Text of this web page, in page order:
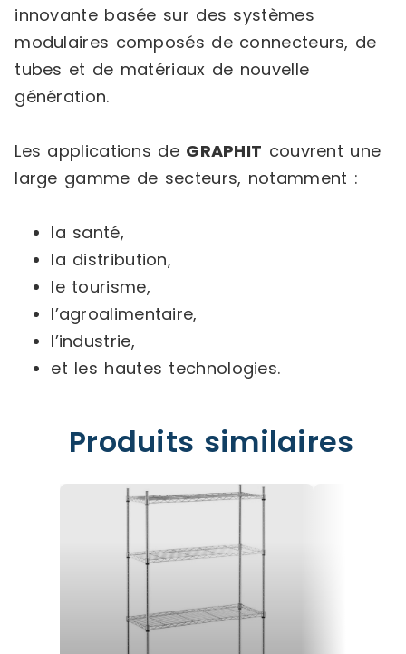
innovante basée sur des systèmes
modulaires composés de connecteurs, de
tubes et de matériaux de nouvelle
génération.
Les applications de GRAPHIT couvrent une
large gamme de secteurs, notamment :
la santé,
la distribution,
le tourisme,
l’agroalimentaire,
l’industrie,
et les hautes technologies.
Produits similaires